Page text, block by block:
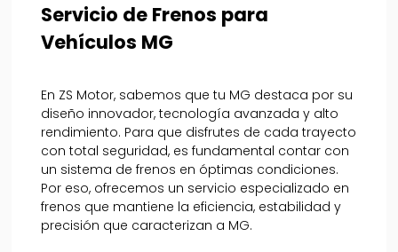
Servicio de Frenos para
Vehículos MG
En ZS Motor, sabemos que tu MG destaca por su
diseño innovador, tecnología avanzada y alto
rendimiento. Para que disfrutes de cada trayecto
con total seguridad, es fundamental contar con
un sistema de frenos en óptimas condiciones.
Por eso, ofrecemos un servicio especializado en
frenos que mantiene la eficiencia, estabilidad y
precisión que caracterizan a MG.